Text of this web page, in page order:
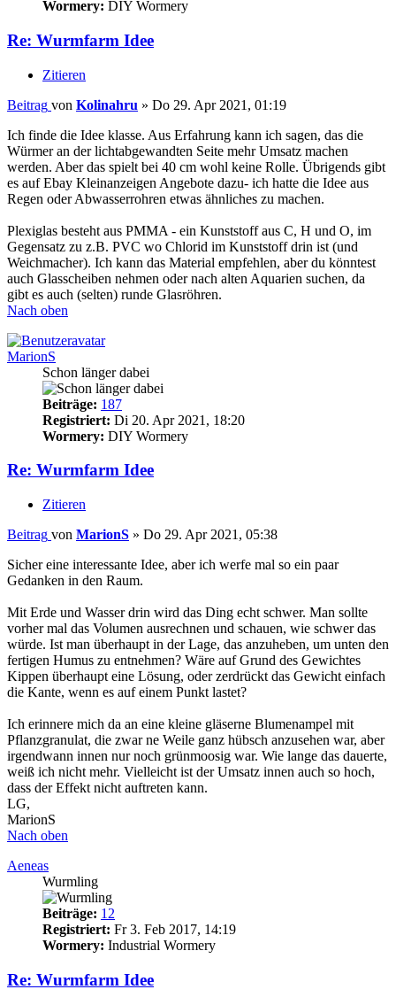
Wormery: DIY Wormery
Re: Wurmfarm Idee
Zitieren
Beitrag von Kolinahru » Do 29. Apr 2021, 01:19
Ich finde die Idee klasse. Aus Erfahrung kann ich sagen, das die
Würmer an der lichtabgewandten Seite mehr Umsatz machen
werden. Aber das spielt bei 40 cm wohl keine Rolle. Übrigends gibt
es auf Ebay Kleinanzeigen Angebote dazu- ich hatte die Idee aus
Regen oder Abwasserrohren etwas ähnliches zu machen.
Plexiglas besteht aus PMMA - ein Kunststoff aus C, H und O, im
Gegensatz zu z.B. PVC wo Chlorid im Kunststoff drin ist (und
Weichmacher). Ich kann das Material empfehlen, aber du könntest
auch Glasscheiben nehmen oder nach alten Aquarien suchen, da
gibt es auch (selten) runde Glasröhren.
Nach oben
MarionS
Schon länger dabei
Beiträge: 187
Registriert: Di 20. Apr 2021, 18:20
Wormery: DIY Wormery
Re: Wurmfarm Idee
Zitieren
Beitrag von MarionS » Do 29. Apr 2021, 05:38
Sicher eine interessante Idee, aber ich werfe mal so ein paar
Gedanken in den Raum.
Mit Erde und Wasser drin wird das Ding echt schwer. Man sollte
vorher mal das Volumen ausrechnen und schauen, wie schwer das
würde. Ist man überhaupt in der Lage, das anzuheben, um unten den
fertigen Humus zu entnehmen? Wäre auf Grund des Gewichtes
Kippen überhaupt eine Lösung, oder zerdrückt das Gewicht einfach
die Kante, wenn es auf einem Punkt lastet?
Ich erinnere mich da an eine kleine gläserne Blumenampel mit
Pflanzgranulat, die zwar ne Weile ganz hübsch anzusehen war, aber
irgendwann innen nur noch grünmoosig war. Wie lange das dauerte,
weiß ich nicht mehr. Vielleicht ist der Umsatz innen auch so hoch,
dass der Effekt nicht auftreten kann.
LG,
MarionS
Nach oben
Aeneas
Wurmling
Beiträge: 12
Registriert: Fr 3. Feb 2017, 14:19
Wormery: Industrial Wormery
Re: Wurmfarm Idee